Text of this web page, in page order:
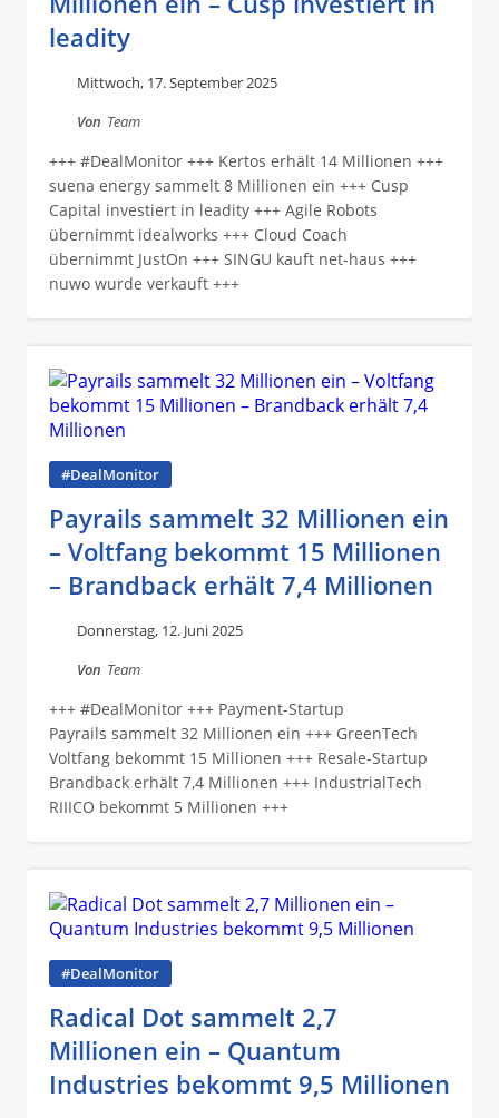
leadity
Mittwoch, 17. September 2025
Von Team
+++ #DealMonitor +++ Kertos erhält 14 Millionen +++
suena energy sammelt 8 Millionen ein +++ Cusp
Capital investiert in leadity +++ Agile Robots
übernimmt idealworks +++ Cloud Coach
übernimmt JustOn +++ SINGU kauft net-haus +++
nuwo wurde verkauft +++
#DealMonitor
Payrails sammelt 32 Millionen ein
– Voltfang bekommt 15 Millionen
– Brandback erhält 7,4 Millionen
Donnerstag, 12. Juni 2025
Von Team
+++ #DealMonitor +++ Payment-Startup
Payrails sammelt 32 Millionen ein +++ GreenTech
Voltfang bekommt 15 Millionen +++ Resale-Startup
Brandback erhält 7,4 Millionen +++ IndustrialTech
RIIICO bekommt 5 Millionen +++
#DealMonitor
Radical Dot sammelt 2,7
Millionen ein – Quantum
Industries bekommt 9,5 Millionen